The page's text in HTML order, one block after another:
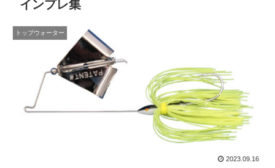
インプレ集
トップウォーター
2023.09.16